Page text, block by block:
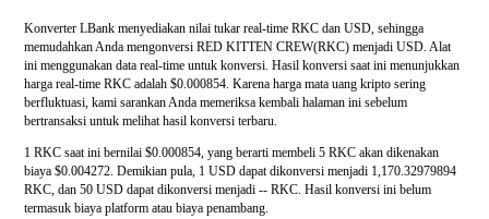
Konverter LBank menyediakan nilai tukar real-time RKC dan USD, sehingga
memudahkan Anda mengonversi RED KITTEN CREW(RKC) menjadi USD. Alat
ini menggunakan data real-time untuk konversi. Hasil konversi saat ini menunjukkan
harga real-time RKC adalah $0.000854. Karena harga mata uang kripto sering
berfluktuasi, kami sarankan Anda memeriksa kembali halaman ini sebelum
bertransaksi untuk melihat hasil konversi terbaru.
1 RKC saat ini bernilai $0.000854, yang berarti membeli 5 RKC akan dikenakan
biaya $0.004272. Demikian pula, 1 USD dapat dikonversi menjadi 1,170.32979894
RKC, dan 50 USD dapat dikonversi menjadi -- RKC. Hasil konversi ini belum
termasuk biaya platform atau biaya penambang.